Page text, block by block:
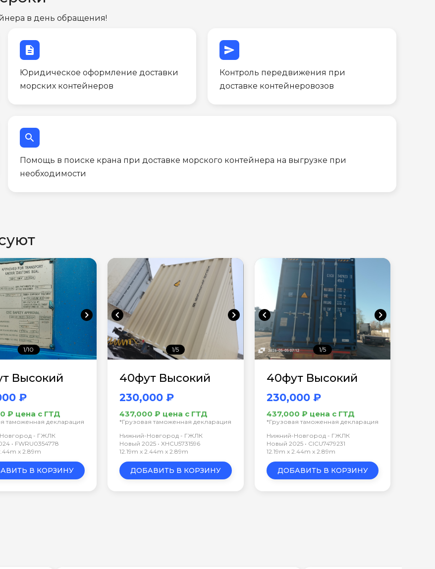
в день обращения!
description
Юридическое оформление доставки
морских контейнеров
send
Контроль передвижения при
доставке контейнеровозов
search
Помощь в поиске крана при доставке морского контейнера на выгрузке при
необходимости
chevron_right
1/10
Высокий
₽
₽ цена с ГТД
таможенная декларация
- ГЖЛК
• FWRU0354778
x 2.89m
В КОРЗИНУ
chevron_left chevron_right
1/5
40фут Высокий
230,000 ₽
437,000 ₽ цена с ГТД
*Грузовая таможенная декларация
Нижний-Новгород - ГЖЛК
Новый 2025 • XHCU5731596
12.19m x 2.44m x 2.89m
ДОБАВИТЬ В КОРЗИНУ
chevron_left chevron_right
1/5
40фут Высокий
230,000 ₽
437,000 ₽ цена с ГТД
*Грузовая таможенная декларация
Нижний-Новгород - ГЖЛК
Новый 2025 • CICU7479231
12.19m x 2.44m x 2.89m
ДОБАВИТЬ В КОРЗИНУ